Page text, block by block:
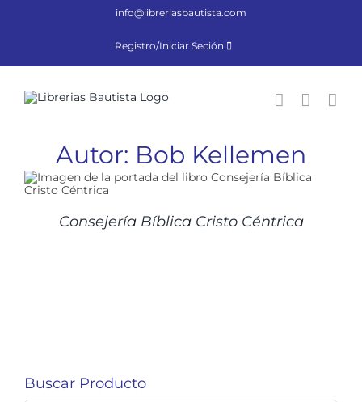
info@libreriasbautista.com
Registro/Iniciar Seción
Autor: Bob Kellemen
Consejería Bíblica Cristo Céntrica
Buscar Producto